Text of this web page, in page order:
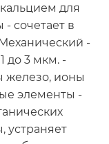
для
сочетает в
-
до 3 мкм. -
железо, ионы
элементы -
устраняет